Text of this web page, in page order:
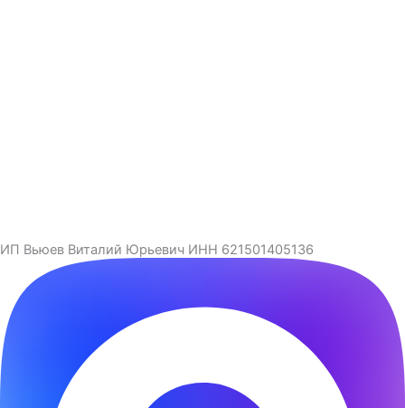
ИП Вьюев Виталий Юрьевич ИНН 621501405136